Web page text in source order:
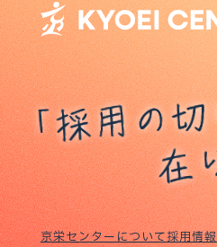
京栄センターについて採用情報